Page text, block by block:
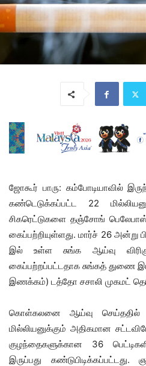
ஜோகூர் பாரு: கம்போடியாவில்
கண்டெடுக்கப்பட்ட 22
சிகரெட்டுகளை தஞ்சோங்
கைப்பற்றியுள்ளது. மார்ச் 26 அன்று
இல் உள்ள சுங்க ஆய்வு
கைப்பற்றப்பட்டதாக சுங்கத் துணை
இணக்கம்) டத்தோ சசாலி முகமட்
கொள்கலனை ஆய்வு செய்ததில்
மில்லியனுக்கும் அதிகமான
குழந்தைகளுக்கான 36
இருப்பது கண்டுபிடிக்கப்பட்டது.